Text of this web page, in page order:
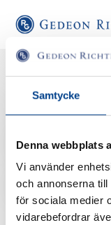
Samtycke
Denna webbplats
Vi använder
och annonserna
för sociala medier
vidarebefordrar
All employees
PR AND DIGITAL
+4676899607
Short about